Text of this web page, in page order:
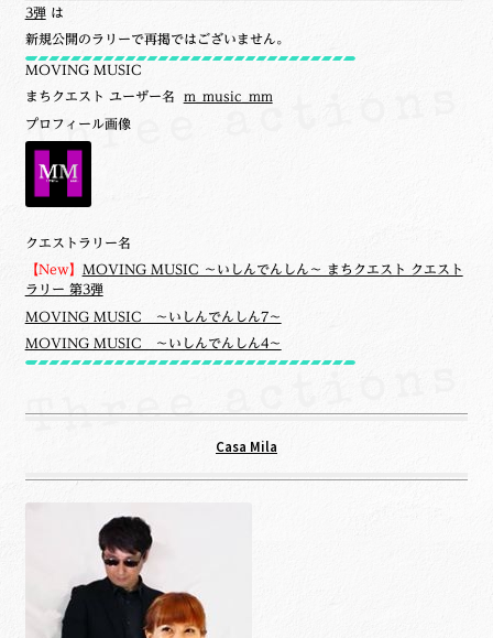
3弾は
新規公開のラリーで再掲ではございません。
MOVING MUSIC
まちクエスト ユーザー名 m_music_mm
プロフィール画像
クエストラリー名
【New】
MOVING MUSIC ～いしんでんしん～ まちクエスト クエスト
ラリー 第3弾
MOVING MUSIC ～いしんでんしん7～
MOVING MUSIC ～いしんでんしん4～
Casa Mila